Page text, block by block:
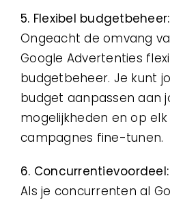
5. Flexibel budgetbeheer:
Ongeacht de omvang
Google Advertenties
budgetbeheer. Je kunt
budget aanpassen aan
mogelijkheden en op
campagnes fine-tunen.
6. Concurrentievoordeel:
Als je concurrenten al